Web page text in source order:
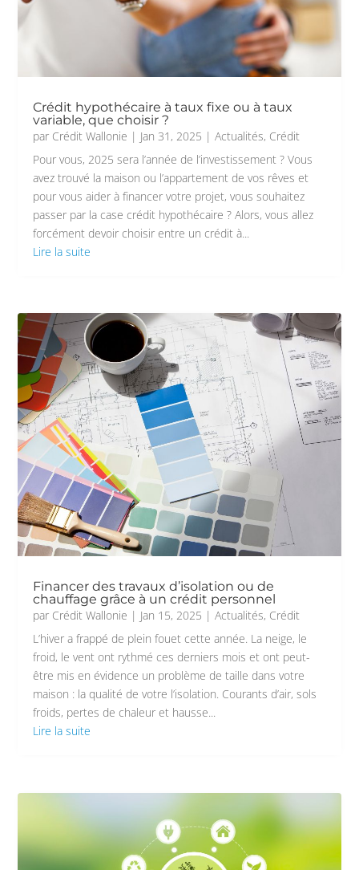
Crédit hypothécaire à taux fixe ou à taux
variable, que choisir ?
par Crédit Wallonie | Jan 31, 2025 |Actualités, Crédit
Pour vous, 2025 sera l’année de l’investissement ? Vous
avez trouvé la maison ou l’appartement de vos rêves et
pour vous aider à financer votre projet, vous souhaitez
passer par la case crédit hypothécaire ? Alors, vous allez
forcément devoir choisir entre un crédit à...
Lire la suite
Financer des travaux d’isolation ou de
chauffage grâce à un crédit personnel
par Crédit Wallonie | Jan 15, 2025 |Actualités, Crédit
L’hiver a frappé de plein fouet cette année. La neige, le
froid, le vent ont rythmé ces derniers mois et ont peut-
être mis en évidence un problème de taille dans votre
maison : la qualité de votre l’isolation. Courants d’air, sols
froids, pertes de chaleur et hausse...
Lire la suite